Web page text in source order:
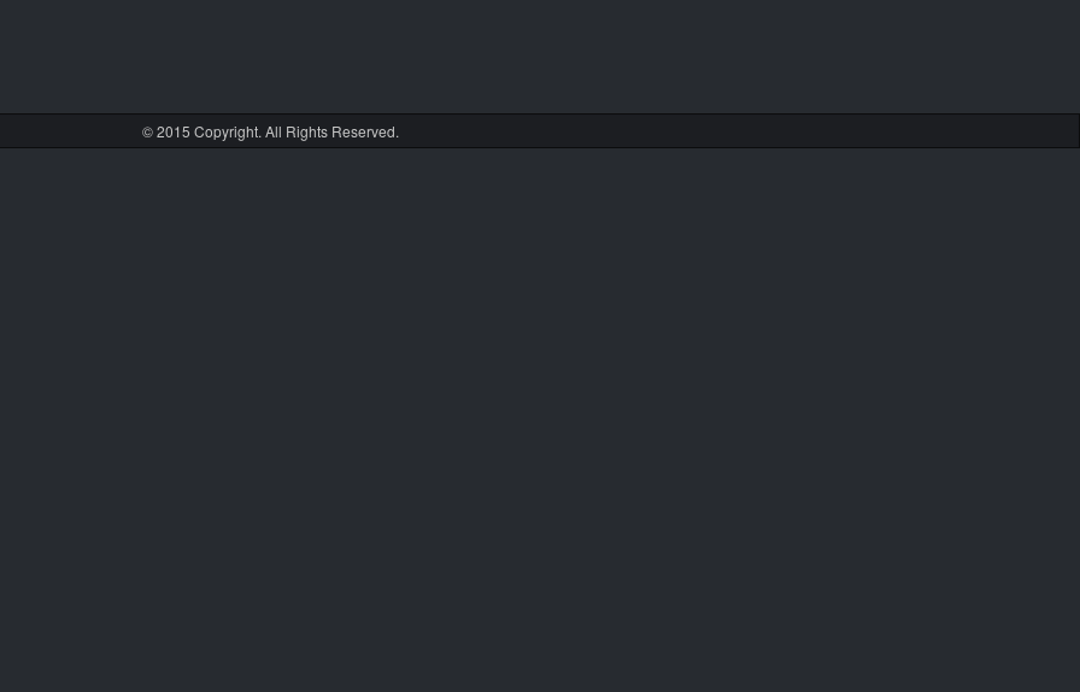
© 2015 Copyright. All Rights Reserved.